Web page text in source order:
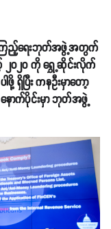
င့်ကြည့်ရေးဘုတ်အဖွဲ့အတွက်
၂၀၂၀ ကို ရွှေ့ဆိုင်းလိုက်
ပြီး ကနဦးမှာတော့
နောက်ပိုင်းမှာ ဘုတ်အဖွဲ့